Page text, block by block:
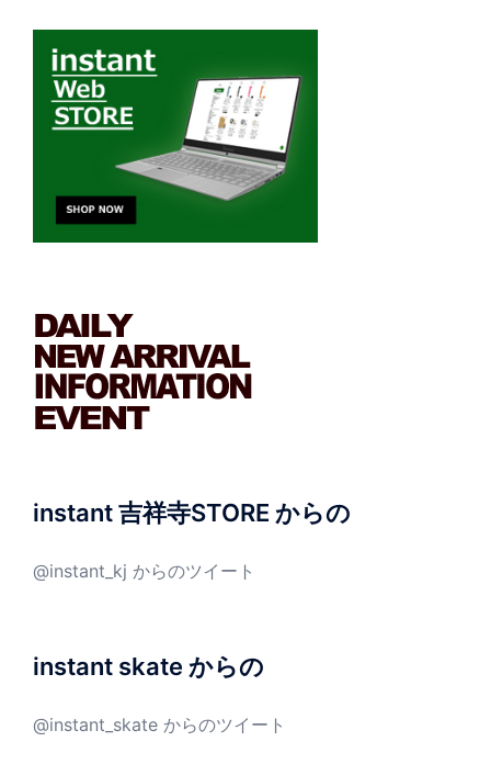
instant 吉祥寺STORE からの
@instant_kj からのツイート
instant skate からの
@instant_skate からのツイート